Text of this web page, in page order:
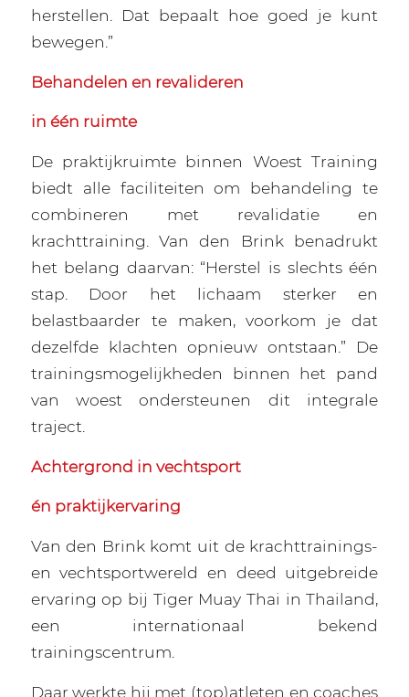
herstellen. Dat bepaalt hoe goed je kunt
bewegen.”
Behandelen en revalideren
in één ruimte
De praktijkruimte binnen Woest Training
biedt alle faciliteiten om behandeling te
combineren met revalidatie en
krachttraining. Van den Brink benadrukt
het belang daarvan: “Herstel is slechts één
stap. Door het lichaam sterker en
belastbaarder te maken, voorkom je dat
dezelfde klachten opnieuw ontstaan.” De
trainingsmogelijkheden binnen het pand
van woest ondersteunen dit integrale
traject.
Achtergrond in vechtsport
én praktijkervaring
Van den Brink komt uit de krachttrainings-
en vechtsportwereld en deed uitgebreide
ervaring op bij Tiger Muay Thai in Thailand,
een internationaal bekend
trainingscentrum.
Daar werkte hij met (top)atleten en coaches